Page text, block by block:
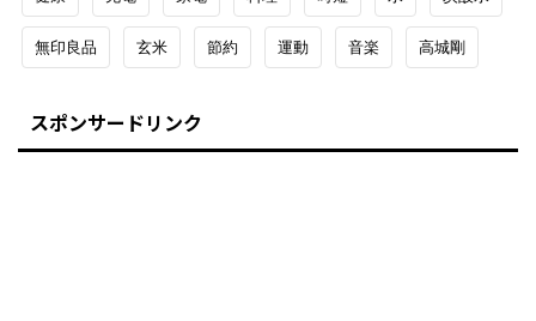
無印良品 玄米 節約 運動 音楽 高城剛
スポンサードリンク